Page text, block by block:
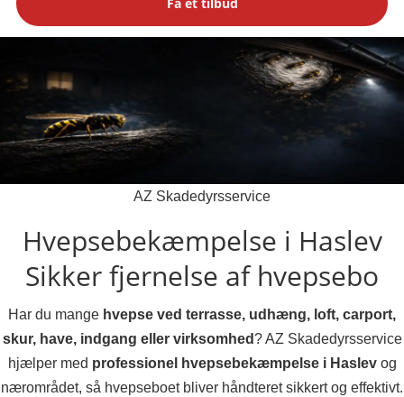
AZ Skadedyrsservice
Hvepsebekæmpelse i Haslev
Sikker fjernelse af hvepsebo
Har du mange hvepse ved terrasse, udhæng, loft, carport,
skur, have, indgang eller virksomhed? AZ Skadedyrsservice
hjælper med professionel hvepsebekæmpelse i Haslevog
nærområdet, så hvepseboet bliver håndteret sikkert og effektivt.